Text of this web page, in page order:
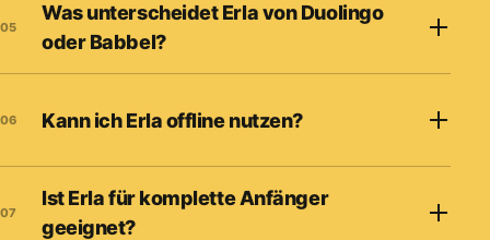
05
Was unterscheidet Erla von Duolingo
oder Babbel?
06 Kann ich Erla offline nutzen?
07
Ist Erla für komplette Anfänger
geeignet?